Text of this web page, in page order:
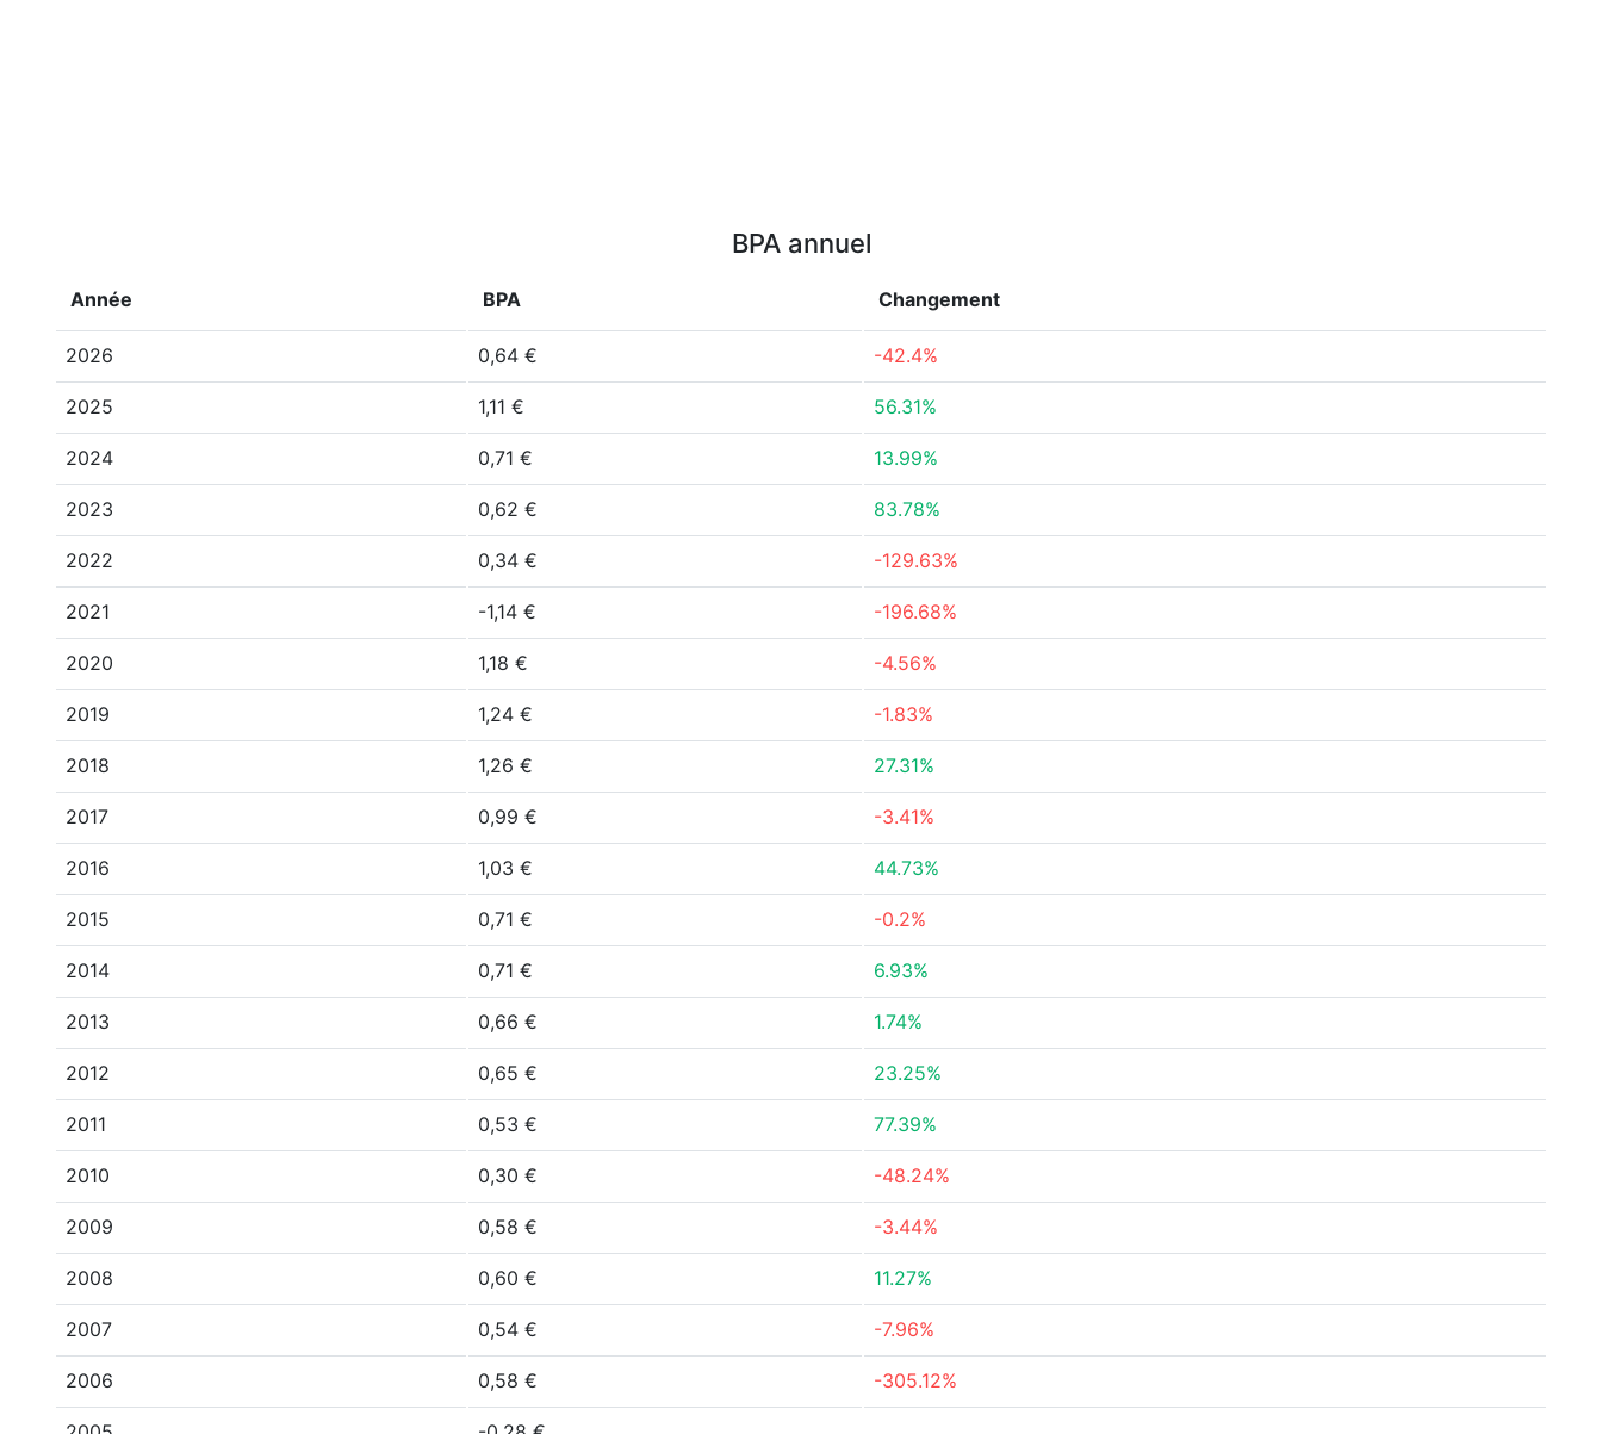
BPA annuel
Année BPA Changement
2026 0,64 € -42.4%
2025 1,11 € 56.31%
2024 0,71 € 13.99%
2023 0,62 € 83.78%
2022 0,34 € -129.63%
2021 -1,14 € -196.68%
2020 1,18 € -4.56%
2019 1,24 € -1.83%
2018 1,26 € 27.31%
2017 0,99 € -3.41%
2016 1,03 € 44.73%
2015 0,71 € -0.2%
2014 0,71 € 6.93%
2013 0,66 € 1.74%
2012 0,65 € 23.25%
2011 0,53 € 77.39%
2010 0,30 € -48.24%
2009 0,58 € -3.44%
2008 0,60 € 11.27%
2007 0,54 € -7.96%
2006 0,58 € -305.12%